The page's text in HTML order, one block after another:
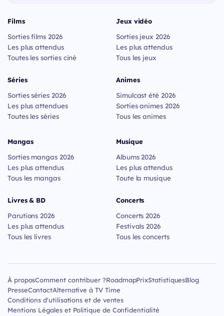
Films
Sorties films 2026
Les plus attendus
Toutes les sorties ciné
Séries
Sorties séries 2026
Les plus attendues
Toutes les séries
Jeux vidéo
Sorties jeux 2026
Les plus attendus
Tous les jeux
Animes
Simulcast été 2026
Sorties animes 2026
Tous les animes
Mangas
Sorties mangas 2026
Les plus attendus
Tous les mangas
Livres & BD
Parutions 2026
Les plus attendus
Tous les livres
Musique
Albums 2026
Les plus attendus
Toute la musique
Concerts
Concerts 2026
Festivals 2026
Tous les concerts
À proposComment contribuer ?RoadmapPrixStatistiquesBlog
PresseContactAlternative à TV Time
Conditions d'utilisations et de ventes
Mentions Légales et Politique de Confidentialité